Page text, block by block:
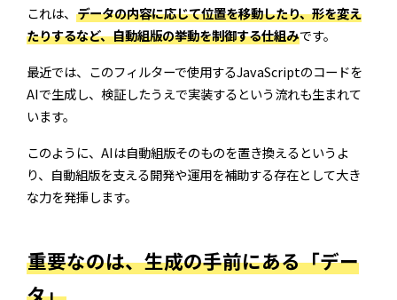
ばらばら。 ネットワーク愛知
これは、 データの内容に応じて位置を移動したり、形を変え
たりするなど、自動組版の挙動を制御する仕組みです。
最近では、このフィルターで使用するJavaScriptのコードを
AIで生成し、検証したうえで実装するという流れも生まれて
います。
このように、AIは自動組版そのものを置き換えるというよ
り、自動組版を支える開発や運用を補助する存在として大き
な力を発揮します。
重要なのは、生成の手前にある「デー
タ」